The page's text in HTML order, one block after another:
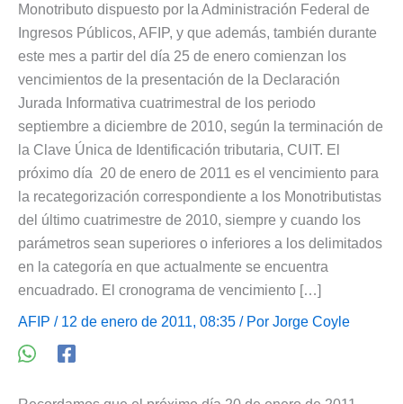
Monotributo dispuesto por la Administración Federal de
Ingresos Públicos, AFIP, y que además, también durante
este mes a partir del día 25 de enero comienzan los
vencimientos de la presentación de la Declaración
Jurada Informativa cuatrimestral de los periodo
septiembre a diciembre de 2010, según la terminación de
la Clave Única de Identificación tributaria, CUIT. El
próximo día 20 de enero de 2011 es el vencimiento para
la recategorización correspondiente a los Monotributistas
del último cuatrimestre de 2010, siempre y cuando los
parámetros sean superiores o inferiores a los delimitados
en la categoría en que actualmente se encuentra
encuadrado. El cronograma de vencimiento […]
AFIP / 12 de enero de 2011, 08:35 / Por Jorge Coyle